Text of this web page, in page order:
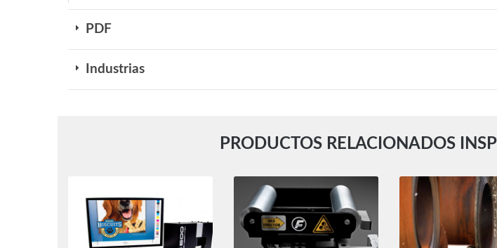
PDF
Industrias
PRODUCTOS RELACIONADOS